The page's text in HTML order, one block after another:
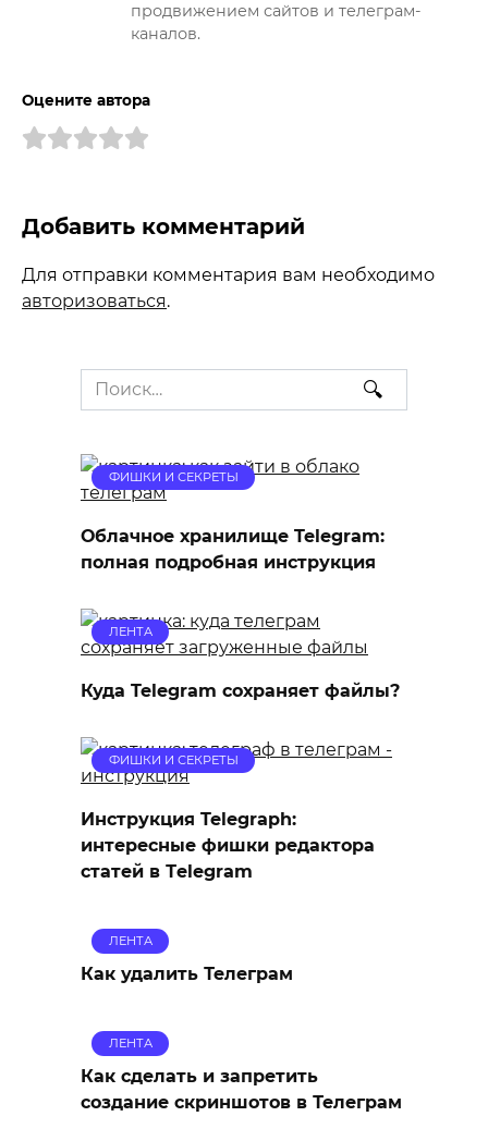
продвижением сайтов и телеграм-
каналов.
Оцените автора
Добавить комментарий
Для отправки комментария вам необходимо
авторизоваться.
Search
for:
ФИШКИ И СЕКРЕТЫ
Облачное хранилище Telegram:
полная подробная инструкция
ЛЕНТА
Куда Telegram сохраняет файлы?
ФИШКИ И СЕКРЕТЫ
Инструкция Telegraph:
интересные фишки редактора
статей в Тelegram
ЛЕНТА
Как удалить Телеграм
ЛЕНТА
Как сделать и запретить
создание скриншотов в Телеграм